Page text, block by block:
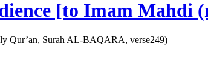
[to Imam Mahdi
Qur’an, Surah AL-BAQARA, verse249)